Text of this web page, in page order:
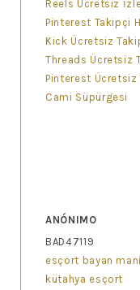
Reels Ücretsiz
Pinterest Takipçi
Kick Ücretsiz
Threads Ücretsiz
Pinterest Ücretsiz
Cami Süpürgesi
ANÓNIMO
BAD47119
esçort bayan
kütahya esçort